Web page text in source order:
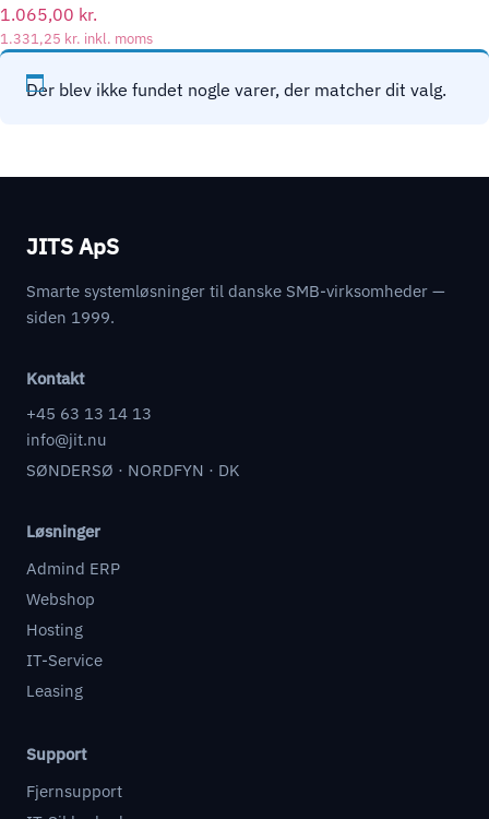
1.065,00 kr.
1.331,25 kr. inkl. moms
Der blev ikke fundet nogle varer, der matcher dit valg.
JITS ApS
Smarte systemløsninger til danske SMB-virksomheder —
siden 1999.
Kontakt
+45 63 13 14 13
info@jit.nu
SØNDERSØ · NORDFYN · DK
Løsninger
Admind ERP
Webshop
Hosting
IT-Service
Leasing
Support
Fjernsupport